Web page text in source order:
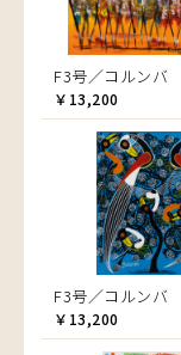
F3号／コルンバ
￥13,200
F3号／コルンバ
￥13,200